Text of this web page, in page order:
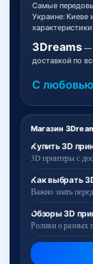
Магазин
Купить 3D
3D принтеры с
Как выбрать
Важно знать
Обзоры 3D
Ролики о разных
Самые
Украине:
3Dreams—
доставкой по
С